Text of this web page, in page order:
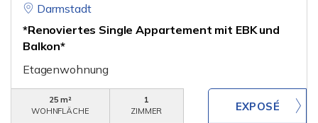
Darmstadt
*Renoviertes Single Appartement mit EBK und
Balkon*
Etagenwohnung
25 m²
WOHNFLÄCHE
1
ZIMMER